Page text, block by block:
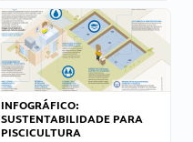
INFOGRÁFICO:
SUSTENTABILIDADE PARA
PISCICULTURA